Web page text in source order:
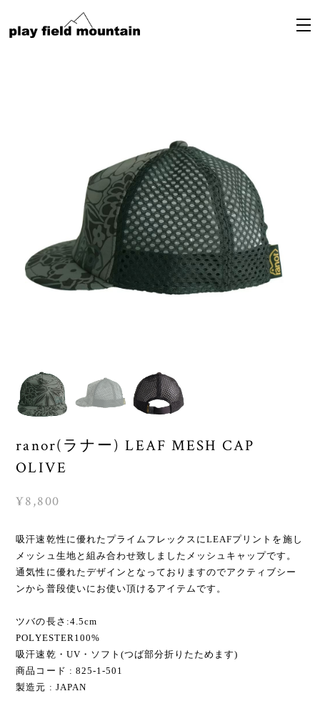
ranor(ラナー) LEAF MESH CAP
OLIVE
¥8,800
吸汗速乾性に優れたプライムフレックスにLEAFプリントを施し
メッシュ生地と組み合わせ致しましたメッシュキャップです。
通気性に優れたデザインとなっておりますのでアクティブシー
ンから普段使いにお使い頂けるアイテムです。
ツバの長さ:4.5cm
POLYESTER100%
吸汗速乾・UV・ソフト(つば部分折りたためます)
商品コード : 825-1-501
製造元 : JAPAN